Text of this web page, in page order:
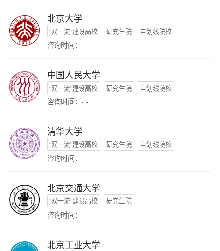
北京大学
“双一流”建设高校 研究生院 自划线院校
咨询时间：- -
中国人民大学
“双一流”建设高校 研究生院 自划线院校
咨询时间：- -
清华大学
“双一流”建设高校 研究生院 自划线院校
咨询时间：- -
北京交通大学
“双一流”建设高校 研究生院
咨询时间：- -
北京工业大学